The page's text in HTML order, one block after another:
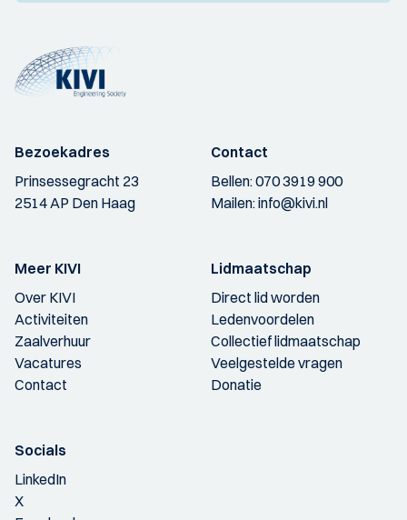
Bezoekadres
Prinsessegracht 23
2514 AP Den Haag
Contact
Bellen:070 3919 900
Mailen:info@kivi.nl
Meer KIVI
Over KIVI
Activiteiten
Zaalverhuur
Vacatures
Contact
Lidmaatschap
Direct lid worden
Ledenvoordelen
Collectief lidmaatschap
Veelgestelde vragen
Donatie
Socials
LinkedIn
X